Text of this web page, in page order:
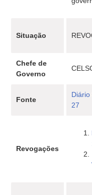
Situação
Chefe de
Governo
Fonte
Diário
27
Revogações